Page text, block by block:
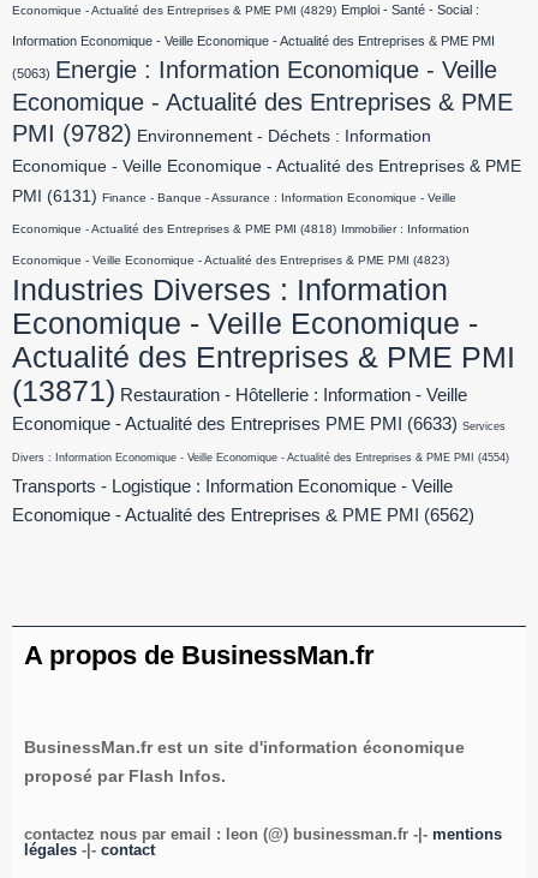
Economique - Actualité des Entreprises & PME PMI (4829) Emploi - Santé - Social :
Information Economique - Veille Economique - Actualité des Entreprises & PME PMI
(5063) Energie : Information Economique - Veille
Economique - Actualité des Entreprises & PME
PMI (9782) Environnement - Déchets : Information
Economique - Veille Economique - Actualité des Entreprises & PME
PMI
(6131) Finance - Banque - Assurance : Information Economique - Veille
Economique - Actualité des Entreprises & PME PMI (4818) Immobilier : Information
Economique - Veille Economique - Actualité des Entreprises & PME PMI (4823)
Industries Diverses : Information
Economique - Veille Economique -
Actualité des Entreprises & PME PMI
(13871) Restauration - Hôtellerie : Information - Veille
Economique - Actualité des Entreprises PME PMI
(6633) Services
Divers : Information Economique - Veille Economique - Actualité des Entreprises & PME PMI (4554)
Transports - Logistique : Information Economique - Veille
Economique - Actualité des Entreprises & PME PMI
(6562)
A propos de BusinessMan.fr
BusinessMan.fr est un site d'information économique
proposé par Flash Infos.
contactez nous par email : leon (@) businessman.fr -|- mentions
légales -|- contact